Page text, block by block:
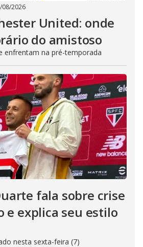
08/2026
United: onde
do amistoso
enfrentam na pré-temporada
fala sobre crise
e explica seu estilo
nesta sexta-feira (7)